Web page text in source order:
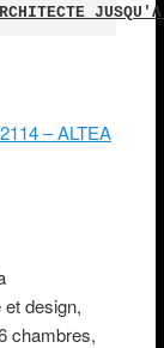
– ALTEA
design,
chambres,